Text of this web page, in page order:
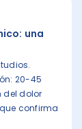
una
20-45
del dolor
confirma